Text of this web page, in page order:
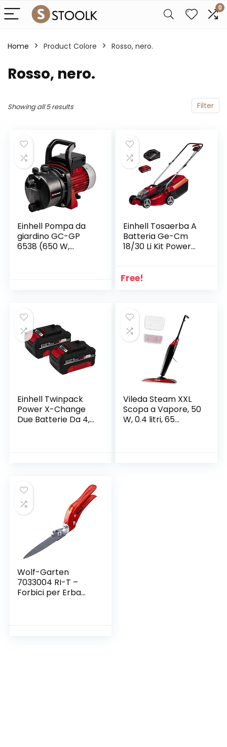
0
Home Product Colore ‎Rosso, nero.
‎Rosso, nero.
Filter
Showing all 5 results
Einhell Pompa da
giardino GC-GP
6538 (650 W,
trasporto)
Einhell Tosaerba A
Batteria Ge-Cm
18/30 Li Kit Power
Rosso Nero
Free!
Einhell Twinpack
Power X-Change
Due Batterie Da 4,0
Vileda Steam XXL
Scopa a Vapore, 50
W, 0.4 litri, 65
Wolf-Garten
7033004 RI-T –
Forbici per Erba